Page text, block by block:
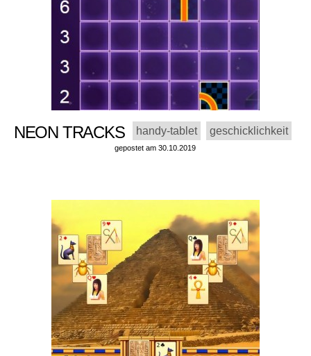
NEON TRACKS handy-tablet geschicklichkeit
gepostet am 30.10.2019